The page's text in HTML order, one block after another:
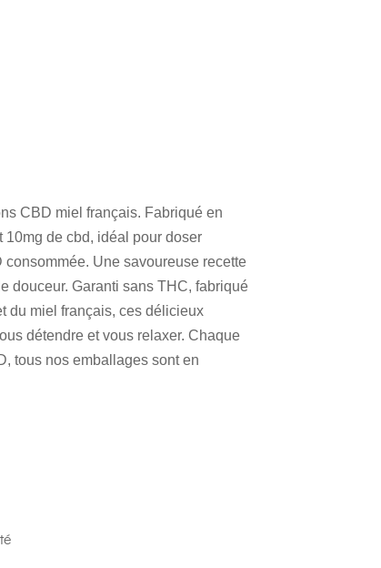
CBD miel français. Fabriqué en
de cbd, idéal pour doser
Une savoureuse recette
douceur. Garanti sans THC, fabriqué
du miel français, ces délicieux
détendre et vous relaxer. Chaque
tous nos emballages sont en